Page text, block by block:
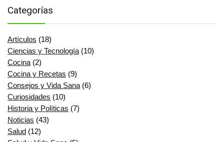
Categorías
Artículos (18)
Ciencias y Tecnología(10)
Cocina(2)
Cocina y Recetas (9)
Consejos y Vida Sana(6)
Curiosidades (10)
Historia y Políticas (7)
Noticias (43)
Salud (12)